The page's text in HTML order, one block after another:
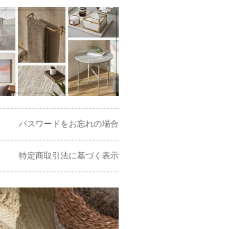
パスワードをお忘れの場合
特定商取引法に基づく表示